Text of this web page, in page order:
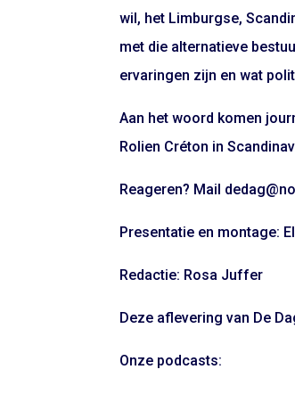
wil, het Limburgse,
met die alternatieve
ervaringen zijn en wat
Aan het woord komen
Rolien Créton in
Reageren? Mail
Presentatie en montage:
Redactie: Rosa Juffer
Deze aflevering van De
Onze podcasts: